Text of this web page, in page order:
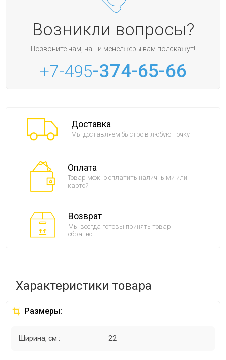
Возникли вопросы?
Позвоните нам, наши менеджеры вам подскажут!
+7-495-374-65-66
Доставка
Мы доставляем быстро в любую точку
Оплата
Товар можно оплатить наличными или
картой
Возврат
Мы всегда готовы принять товар
обратно
Характеристики товара
Размеры:
Ширина, см : 22